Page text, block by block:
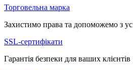
Торговельна марка
Захистимо права та допоможемо з
SSL-сертифікати
Гарантія безпеки для ваших клієнтів